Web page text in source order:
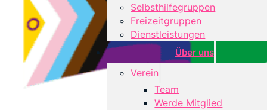
Selbsthilfegruppen
Freizeitgruppen
Dienstleistungen
Über uns
Verein
Team
Werde Mitglied